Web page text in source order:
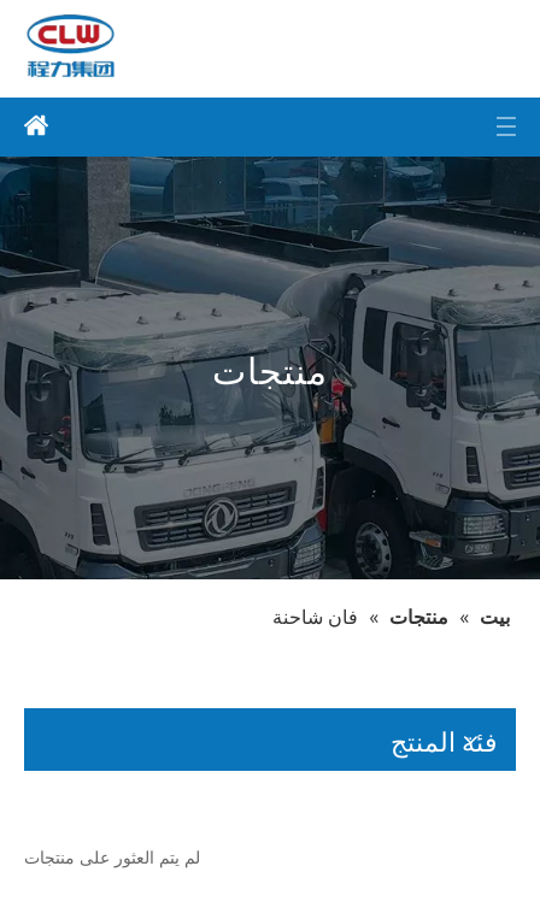
منتجات
بيت » منتجات » فان شاحنة
فئة المنتج
لم يتم العثور على منتجات